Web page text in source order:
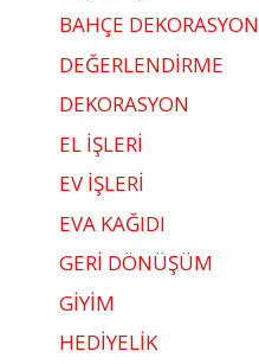
BAHÇE DEKORASYON
DEĞERLENDİRME
DEKORASYON
EL İŞLERİ
EV İŞLERİ
EVA KAĞIDI
GERİ DÖNÜŞÜM
GİYİM
HEDİYELİK